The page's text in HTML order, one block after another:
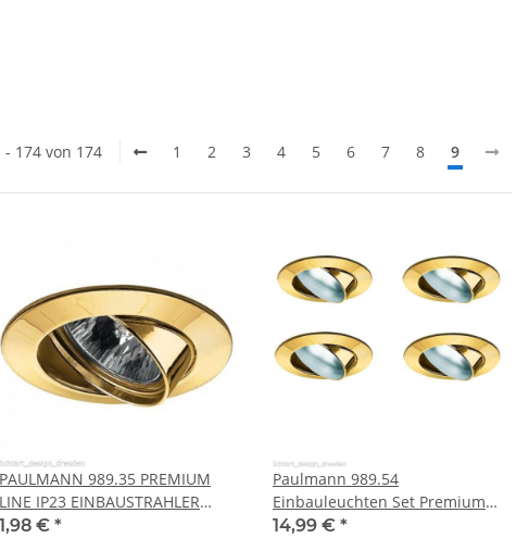
174 von 174 1 2 3 4 5 6 7 8 9
PAULMANN 989.35 PREMIUM
LINE IP23 EINBAUSTRAHLER
1x50W GOLD GU10 230V 98935
1,98 € *
Paulmann 989.54
Einbauleuchten Set Premium
Line 4 x7W Gold IP23 ESL 98954
14,99 € *